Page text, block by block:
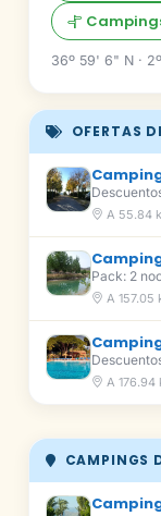
36º 59' 6" N ·
OFERTAS
A 55.84
Pack: 2
A 157.05
A 176.94
CAMPINGS